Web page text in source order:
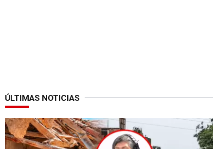
ÚLTIMAS NOTICIAS